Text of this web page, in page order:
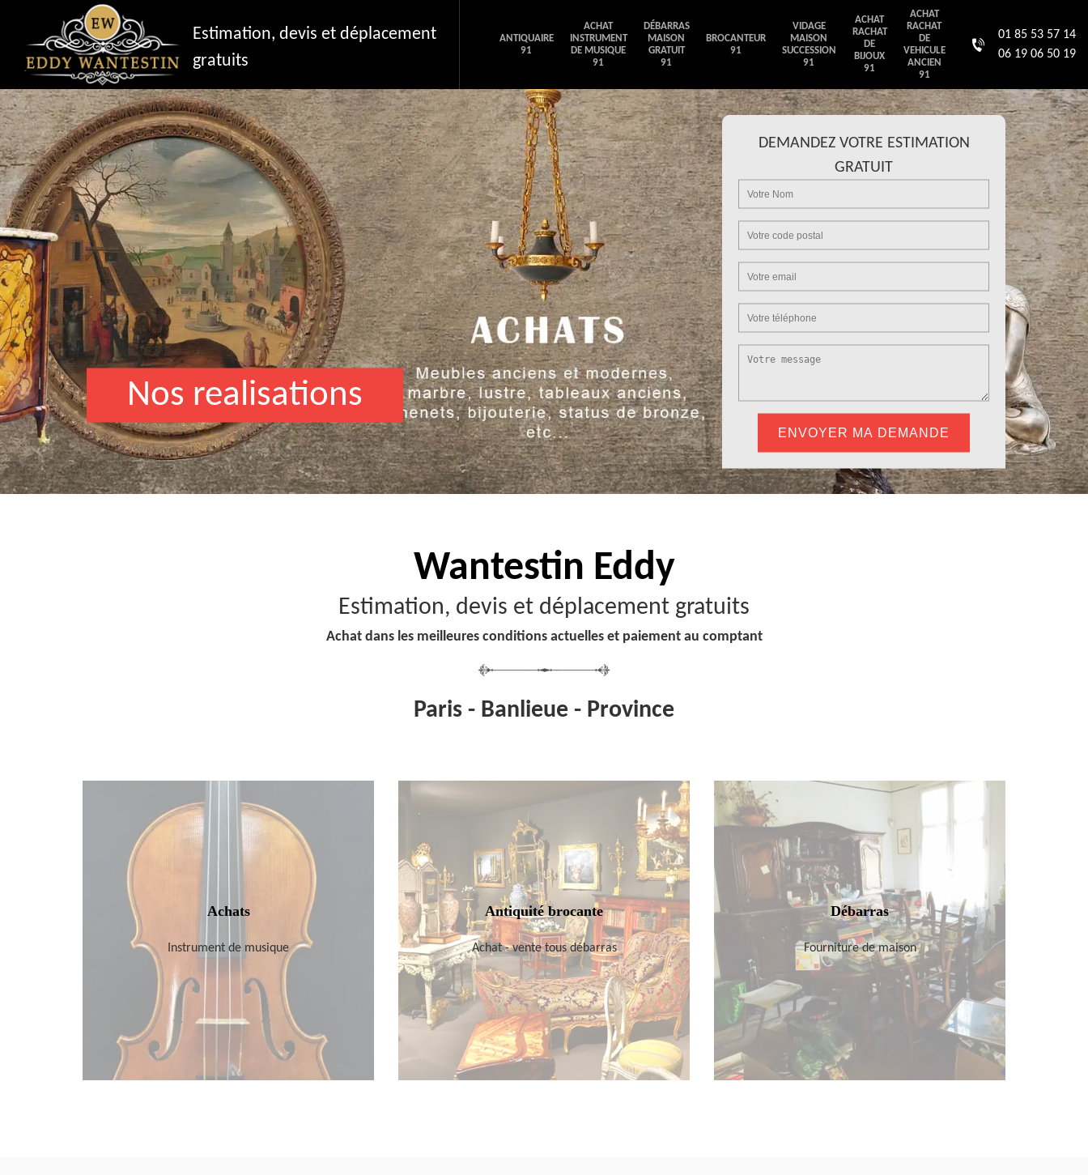
Estimation, devis et déplacement
gratuits
ANTIQUAIRE
91
ACHAT
INSTRUMENT
DE MUSIQUE
91
DÉBARRAS
MAISON
GRATUIT
91
BROCANTEUR
91
VIDAGE
MAISON
SUCCESSION
91
ACHAT
RACHAT
DE
BIJOUX
91
ACHAT
RACHAT
DE
VEHICULE
ANCIEN
91
01 85 53 57 14
06 19 06 50 19
Nos realisations
DEMANDEZ VOTRE ESTIMATION
GRATUIT
Wantestin Eddy
Estimation, devis et déplacement gratuits
Achat dans les meilleures conditions actuelles et paiement au comptant
Paris - Banlieue - Province
Achats
Instrument de musique
Antiquité brocante
Achat - vente tous débarras
Débarras
Fourniture de maison